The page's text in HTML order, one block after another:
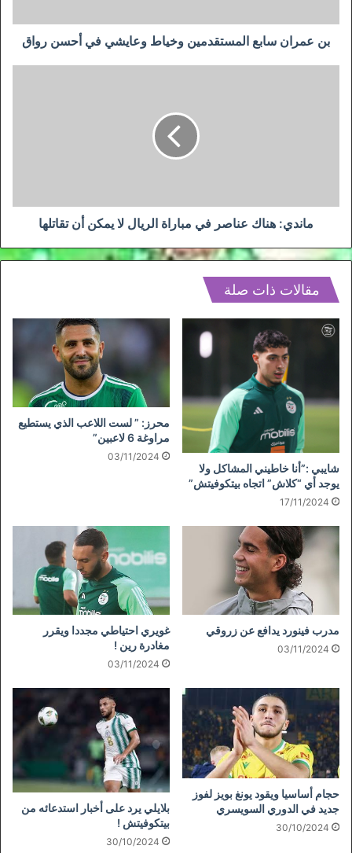
رواق
بن عمران سابع المستقدمين وخياط وعايشي في أحسن رواق
أن
ماندي: هناك عناصر في مباراة الريال لا يمكن أن تقاتلها
مقالات ذات صلة
شايبي :”أنا خاطيني المشاكل ولا
يوجد أي “كلاش” اتجاه بيتكوفيتش”
17/11/2024
محرز: ” لست اللاعب الذي يستطيع
مراوغة 6 لاعبين”
03/11/2024
مدرب فينورد يدافع عن زروقي
03/11/2024
غويري احتياطي مجددا ويقرر
مغادرة رين !
03/11/2024
حجام أساسيا ويقود يونغ بويز لفوز
جديد في الدوري السويسري
30/10/2024
بلايلي يرد على أخبار استدعائه من
بيتكوفيتش !
30/10/2024